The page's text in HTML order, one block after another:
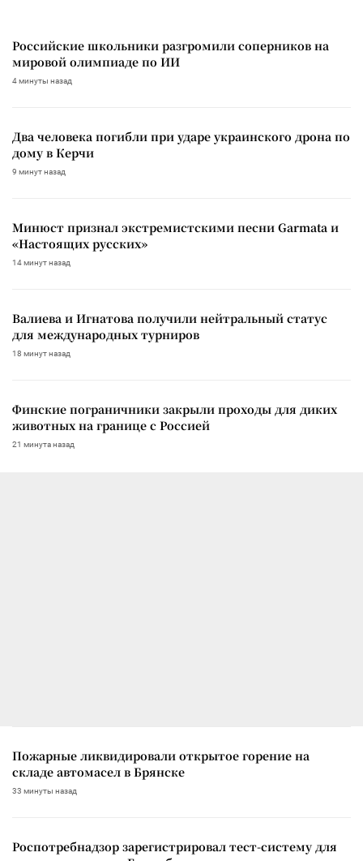
Российские школьники разгромили соперников на
мировой олимпиаде по ИИ
4 минуты назад
Два человека погибли при ударе украинского дрона по
дому в Керчи
9 минут назад
Минюст признал экстремистскими песни Garmata и
«Настоящих русских»
14 минут назад
Валиева и Игнатова получили нейтральный статус
для международных турниров
18 минут назад
Финские пограничники закрыли проходы для диких
животных на границе с Россией
21 минута назад
Пожарные ликвидировали открытое горение на
складе автомасел в Брянске
33 минуты назад
Роспотребнадзор зарегистрировал тест-систему для